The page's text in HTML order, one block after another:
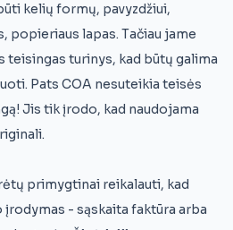
kelių formų, pavyzdžiui,
popieriaus lapas. Tačiau jame
teisingas turinys, kad būtų galima
Pats COA nesuteikia teisės
Jis tik įrodo, kad naudojama
primygtinai reikalauti, kad
- sąskaita faktūra arba